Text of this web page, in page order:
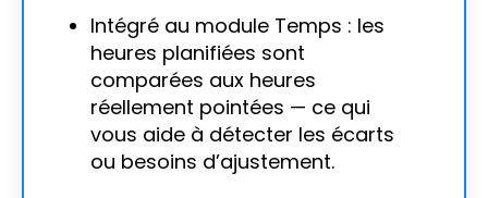
Intégré au module Temps : les
heures planifiées sont
comparées aux heures
réellement pointées — ce qui
vous aide à détecter les écarts
ou besoins d’ajustement.